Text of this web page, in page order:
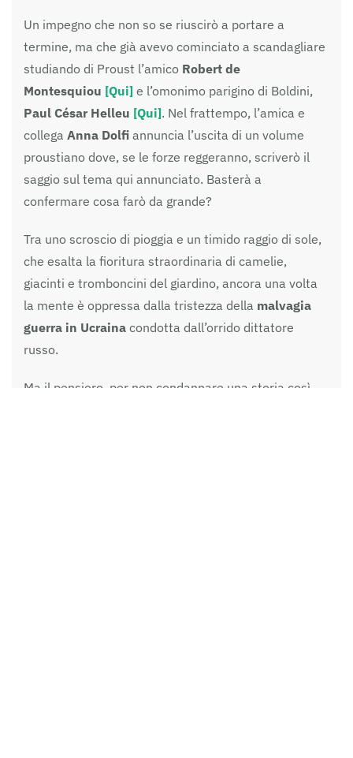
Un impegno che non so se riuscirò a portare a
termine, ma che già avevo cominciato a scandagliare
studiando di Proust l’amico Robert de
Montesquiou [Qui] e l’omonimo parigino di Boldini,
Paul César Helleu [Qui]. Nel frattempo, l’amica e
collega Anna Dolfi annuncia l’uscita di un volume
proustiano dove, se le forze reggeranno, scriverò il
saggio sul tema qui annunciato. Basterà a
confermare cosa farò da grande?
Tra uno scroscio di pioggia e un timido raggio di sole,
che esalta la fioritura straordinaria di camelie,
giacinti e tromboncini del giardino, ancora una volta
la mente è oppressa dalla tristezza della malvagia
guerra in Ucraina condotta dall’orrido dittatore
russo.
Ma il pensiero, per non condannare una storia così